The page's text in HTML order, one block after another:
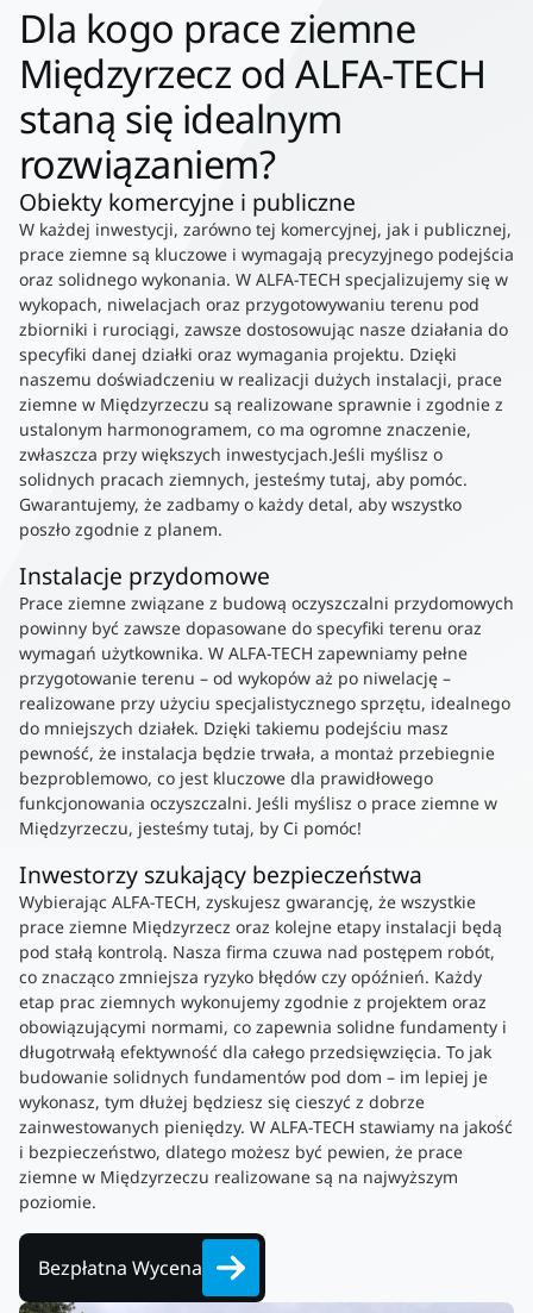
Dla kogo prace ziemne
Międzyrzecz od ALFA-TECH
staną się idealnym
rozwiązaniem?
Obiekty komercyjne i publiczne
W każdej inwestycji, zarówno tej komercyjnej, jak i publicznej,
prace ziemne są kluczowe i wymagają precyzyjnego podejścia
oraz solidnego wykonania. W ALFA-TECH specjalizujemy się w
wykopach, niwelacjach oraz przygotowywaniu terenu pod
zbiorniki i rurociągi, zawsze dostosowując nasze działania do
specyfiki danej działki oraz wymagania projektu. Dzięki
naszemu doświadczeniu w realizacji dużych instalacji, prace
ziemne w Międzyrzeczu są realizowane sprawnie i zgodnie z
ustalonym harmonogramem, co ma ogromne znaczenie,
zwłaszcza przy większych inwestycjach.Jeśli myślisz o
solidnych pracach ziemnych, jesteśmy tutaj, aby pomóc.
Gwarantujemy, że zadbamy o każdy detal, aby wszystko
poszło zgodnie z planem.
Instalacje przydomowe
Prace ziemne związane z budową oczyszczalni przydomowych
powinny być zawsze dopasowane do specyfiki terenu oraz
wymagań użytkownika. W ALFA-TECH zapewniamy pełne
przygotowanie terenu – od wykopów aż po niwelację –
realizowane przy użyciu specjalistycznego sprzętu, idealnego
do mniejszych działek. Dzięki takiemu podejściu masz
pewność, że instalacja będzie trwała, a montaż przebiegnie
bezproblemowo, co jest kluczowe dla prawidłowego
funkcjonowania oczyszczalni. Jeśli myślisz o prace ziemne w
Międzyrzeczu, jesteśmy tutaj, by Ci pomóc!
Inwestorzy szukający bezpieczeństwa
Wybierając ALFA-TECH, zyskujesz gwarancję, że wszystkie
prace ziemne Międzyrzecz oraz kolejne etapy instalacji będą
pod stałą kontrolą. Nasza firma czuwa nad postępem robót,
co znacząco zmniejsza ryzyko błędów czy opóźnień. Każdy
etap prac ziemnych wykonujemy zgodnie z projektem oraz
obowiązującymi normami, co zapewnia solidne fundamenty i
długotrwałą efektywność dla całego przedsięwzięcia. To jak
budowanie solidnych fundamentów pod dom – im lepiej je
wykonasz, tym dłużej będziesz się cieszyć z dobrze
zainwestowanych pieniędzy. W ALFA-TECH stawiamy na jakość
i bezpieczeństwo, dlatego możesz być pewien, że prace
ziemne w Międzyrzeczu realizowane są na najwyższym
poziomie.
Bezpłatna Wycena